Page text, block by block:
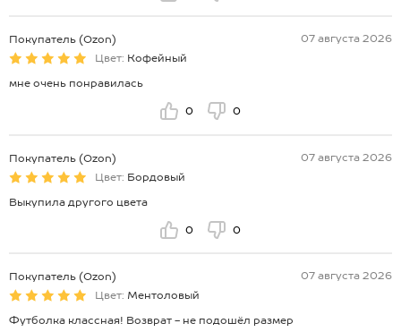
Покупатель (Ozon)
07 августа 2026
Цвет: Кофейный
мне очень понравилась
0 0
Покупатель (Ozon)
07 августа 2026
Цвет: Бордовый
Выкупила другого цвета
0 0
Покупатель (Ozon)
07 августа 2026
Цвет: Ментоловый
Футболка классная! Возврат - не подошёл размер